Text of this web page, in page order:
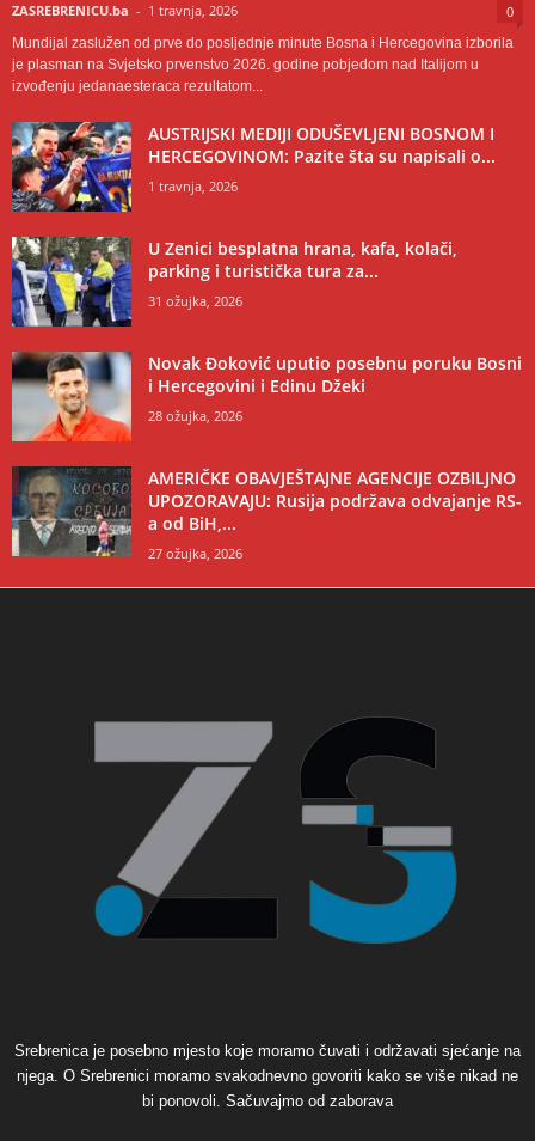
ZASREBRENICU.ba - 1 travnja, 2026 0
Mundijal zaslužen od prve do posljednje minute Bosna i Hercegovina izborila
je plasman na Svjetsko prvenstvo 2026. godine pobjedom nad Italijom u
izvođenju jedanaesteraca rezultatom...
AUSTRIJSKI MEDIJI ODUŠEVLJENI BOSNOM I
HERCEGOVINOM: Pazite šta su napisali o...
1 travnja, 2026
U Zenici besplatna hrana, kafa, kolači,
parking i turistička tura za...
31 ožujka, 2026
Novak Đoković uputio posebnu poruku Bosni
i Hercegovini i Edinu Džeki
28 ožujka, 2026
AMERIČKE OBAVJEŠTAJNE AGENCIJE OZBILJNO
UPOZORAVAJU: Rusija podržava odvajanje RS-
a od BiH,...
27 ožujka, 2026
Srebrenica je posebno mjesto koje moramo čuvati i održavati sjećanje na
njega. O Srebrenici moramo svakodnevno govoriti kako se više nikad ne
bi ponovoli. Sačuvajmo od zaborava